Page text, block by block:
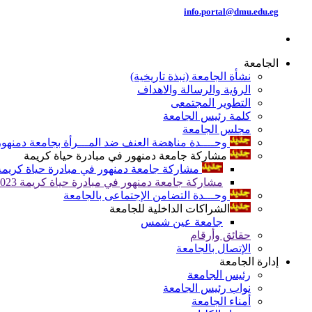
info.portal@dmu.edu.eg
الجامعة
نشأة الجامعة (نبذة تاريخية)
الرؤية والرسالة والاهداف
التطوير المجتمعى
كلمة رئيس الجامعة
مجلس الجامعة
وحــــدة مناهضة العنف ضد المـــرأة بجامعة
مشاركة جامعة دمنهور في مبادرة حياة كريمة
مشاركة جامعة دمنهور في مبادرة حياة كريمة
مشاركة جامعة دمنهور في مبادرة حياة كريمة 2023
وحـــدة التضامن الإجتماعى بالجامعة
الشراكات الداخلية للجامعة
جامعة عين شمس
حقائق وأرقام
الإتصال بالجامعة
إدارة الجامعة
رئيس الجامعة
نواب رئيس الجامعة
أمناء الجامعة